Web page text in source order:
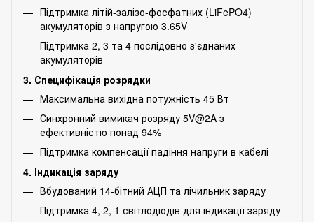
Підтримка літій-залізо-фосфатних (LiFePO4)
акумуляторів з напругою 3.65V
Підтримка 2, 3 та 4 послідовно з'єднаних
акумуляторів
3. Специфікація розрядки
Максимальна вихідна потужність 45 Вт
Синхронний вимикач розряду 5V@2A з
ефективністю понад 94%
Підтримка компенсації падіння напруги в кабелі
4. Індикація заряду
Вбудований 14-бітний АЦП та лічильник заряду
Підтримка 4, 2, 1 світлодіодів для індикації заряду